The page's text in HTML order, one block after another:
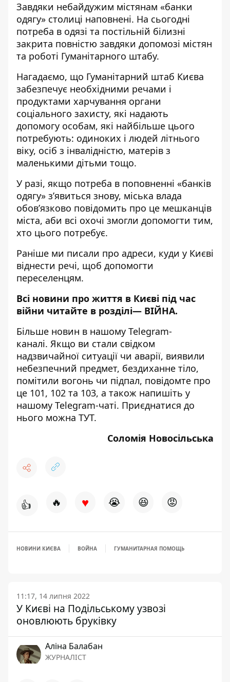
Завдяки небайдужим містянам «банки
одягу» столиці наповнені. На сьогодні
потреба в одязі та постільній білизні
закрита повністю завдяки допомозі містян
та роботі Гуманітарного штабу.
Нагадаємо, що Гуманітарний штаб Києва
забезпечує необхідними речами і
продуктами харчування органи
соціального захисту, які надають
допомогу особам, які найбільше цього
потребують: одиноких і людей літнього
віку, осіб з інвалідністю, матерів з
маленькими дітьми тощо.
У разі, якщо потреба в поповненні «банків
одягу» з’явиться знову, міська влада
обов’язково повідомить про це мешканців
міста, аби всі охочі змогли допомогти тим,
хто цього потребує.
Раніше ми писали про адреси, куди у Києві
віднести речі, щоб допомогти
переселенцям.
Всі новини про життя в Києві під час
війни читайте в розділі— ВІЙНА.
Більше новин в нашому Telegram-
каналі. Якщо ви стали свідком
надзвичайної ситуації чи аварії, виявили
небезпечний предмет, бездиханне тіло,
помітили вогонь чи підпал, повідомте про
це 101, 102 та 103, а також напишіть у
нашому Telegram-чаті. Приєднатися до
нього можна ТУТ.
Соломія Новосільська
👍 🔥 ♥ 😭 😆 😡
НОВИНИ КИЄВА ВОЙНА ГУМАНИТАРНАЯ ПОМОЩЬ
11:17, 14 липня 2022
У Києві на Подільському узвозі
оновлюють бруківку
Аліна Балабан
ЖУРНАЛІСТ